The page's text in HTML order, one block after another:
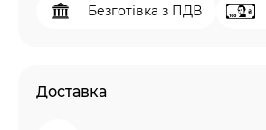
Безготівка з ПДВ
Доставка